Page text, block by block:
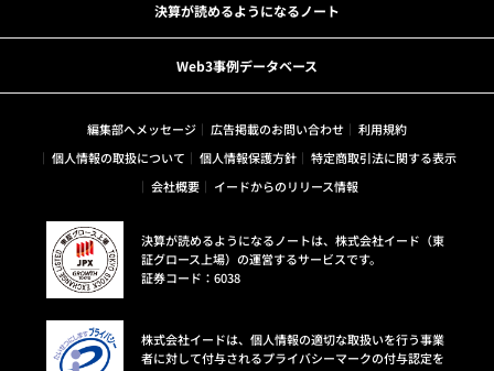
決算が読めるようになるノート
Web3事例データベース
編集部へメッセージ 広告掲載のお問い合わせ
利用規約
個人情報の取扱について
個人情報保護方針
特定商取引法に関する表示
会社概要
イードからのリリース情報
決算が読めるようになるノートは、株式会社イード（東
証グロース上場）の運営するサービスです。
証券コード：6038
株式会社イードは、個人情報の適切な取扱いを行う事業
者に対して付与されるプライバシーマークの付与認定を